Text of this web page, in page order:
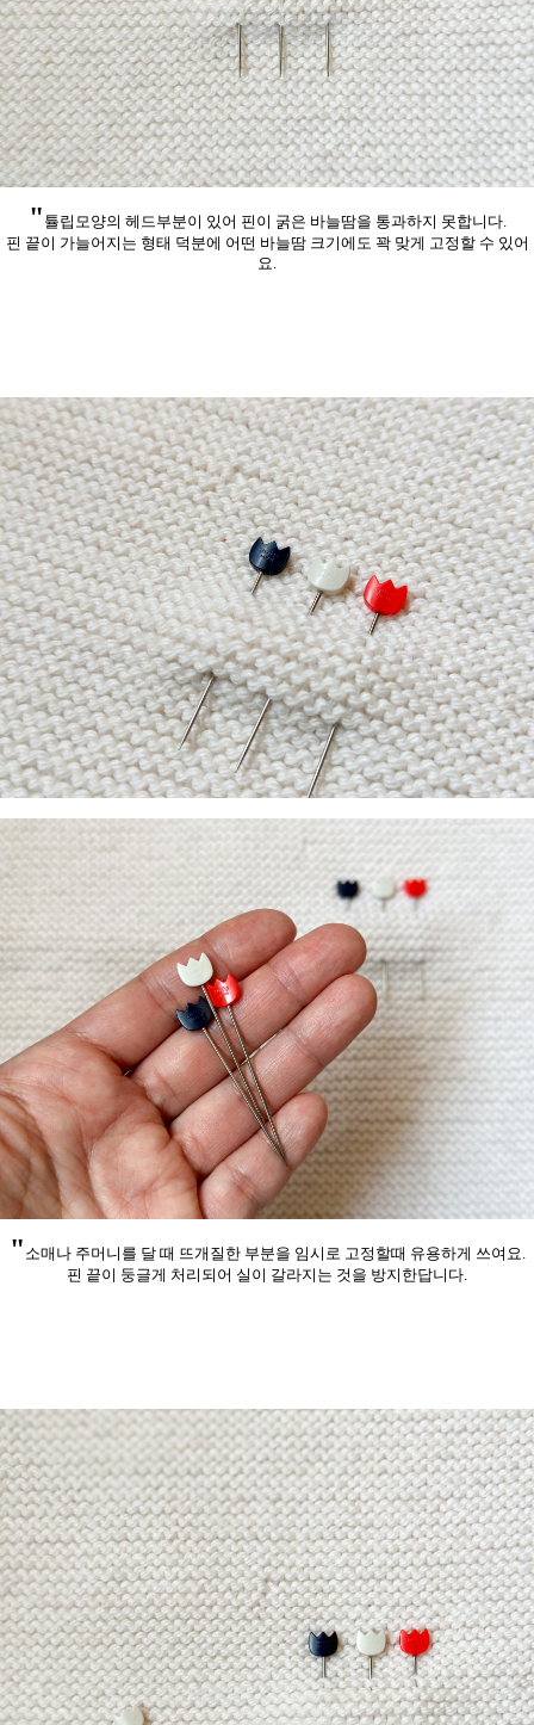
" 튤립모양의 헤드부분이 있어 핀이 굵은 바늘땀을 통과하지 못합니다.
핀 끝이 가늘어지는 형태 덕분에 어떤 바늘땀 크기에도 꽉 맞게 고정할 수 있어
요.
" 소매나 주머니를 달 때 뜨개질한 부분을 임시로 고정할때 유용하게 쓰여요.
핀 끝이 둥글게 처리되어 실이 갈라지는 것을 방지한답니다.